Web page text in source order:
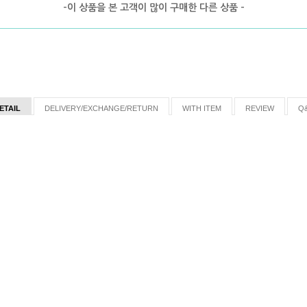
-이 상품을 본 고객이 많이 구매한 다른 상품 -
DELIVERY/EXCHANGE/RETURN WITH ITEM REVIEW